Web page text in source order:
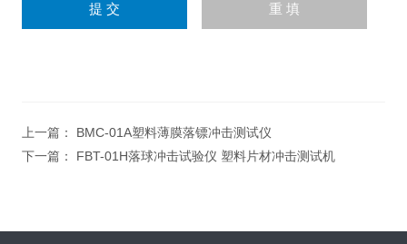
上一篇： BMC-01A塑料薄膜落镖冲击测试仪
下一篇： FBT-01H落球冲击试验仪 塑料片材冲击测试机